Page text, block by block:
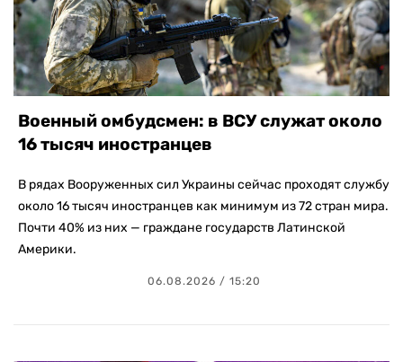
Военный омбудсмен: в ВСУ служат около
16 тысяч иностранцев
В рядах Вооруженных сил Украины сейчас проходят службу
около 16 тысяч иностранцев как минимум из 72 стран мира.
Почти 40% из них — граждане государств Латинской
Америки.
06.08.2026 / 15:20